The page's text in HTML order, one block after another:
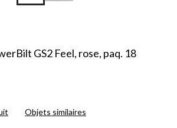
GS2 Feel, rose, paq. 18
Objets similaires